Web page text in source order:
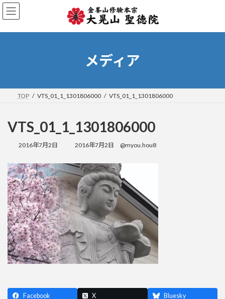
コ
ン
ン
ナ
ビ
ー
メディア
TOP VTS_01_1_1301806000 VTS_01_1_1301806000
VTS_01_1_1301806000
2016年7月2日
最
更
新
日
時
:
2016年7月2日 @myou.hou8
Facebook X Bluesky